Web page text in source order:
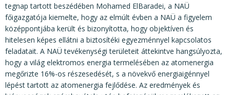
tegnap tartott beszédében Mohamed ElBaradei, a NAÜ
főigazgatója kiemelte, hogy az elmúlt évben a NAÜ a figyelem
középpontjába került és bizonyította, hogy objektíven és
hitelesen képes ellátni a biztosítéki egyezménnyel kapcsolatos
feladatait. A NAÜ tevékenységi területeit áttekintve hangsúlyozta,
hogy a világ elektromos energia termelésében az atomenergia
megőrizte 16%-os részesedését, s a növekvő energiaigénnyel
lépést tartott az atomenergia fejlődése. Az eredmények és